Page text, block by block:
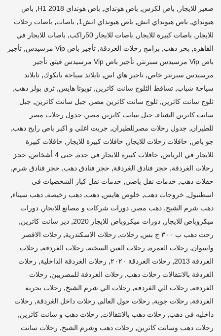
صغير للايجار , باص لكزس, باص هونداي, باص هونداي H1 2018 , باص
هيونداي, باص هيونداي اتش, باص هيونداي اتش1 , باصات, باصات رحلات
للايجار , باصات كبيرة للايجار , باصات للايجار 50راكب , باصات للايجار في
القاهره, بحر دهب, برامج رحلات الغردقة, تأجير باص Vi̇p مرسيدس , تأجير
باص Vi̇p مرسيدس سبرنتر
, تأجير باص Vi̇p مرسيدس فيتو , تأجير
مرسيدس سبرنتر خاص, تاجير هاي اس, تايلاند سياحة بانكوك, تايلاند
سياحة شباب, تساقط الثلوج سانت كاترين, تويوتا هايس, ثري بولز دهب,
ثلوج سانت كاترين, ثلوج سانت كاترين مصر , جبل سانت كاترين, جبل
سانت كاترين الشتاء, جبل سانت كاترين مصر , جدول رحلات مصر
للطيران, جدول رحلات مصرللطيران, جربت اغلي و اكبر باص رايح دهب,
جو باص, حافلات رحلات للايجار , حافلات كبيرة للايجار , حافلات كبيرة
للايجار في الرياض, حافلات كبيرة للايجار في جدة, حتى 4 أشخاص , حجز
رحلات الغردقة, حجز فنادق الغردقة, حجز فنادق دهب, حجز فنادق شرم,
حفلات دهب, خدمات نقل باصي, خدمات نقل كبار الشخصيات في
اسطنبول, خروجات دهب, خلوص هايس, دهب, دهب رخيصة, دهب سيناء,
دهب شرم الشيخ, دهب مصر , دورات شركات و مصانع للايجار , دورات
ميكروباص للايجار , دورات ميكروباص للايجار 2020 , دير سانت كاترين,
رحت دهب ب ٣٠٠ ج بس , رحلات, رحلات الاسكندرية, رحلات الاقصر
واسوان, رحلات العمرة, رحلات العين السخنة, رحلات الغردقة, رحلات
الغردقة 2013
, رحلات الغردقة ٢٠٢٠ , رحلات الغردقة الداخلية, رحلات
الغردقة بالانتقالات رحلات دهب, رحلات الغردقة للمصريين, رحلات
الغردقه, رحلات الي الغردقة, رحلات الي شرم الشيخ, رحلات بحرية
الغردقة, رحلات جوية, رحلات حول العالم, رحلات داخل الغردقة, رحلات
داخليه فى دهب, رحلات دهب بالانتقالات, رحلات دهب و سانت كاترين,
رحلات دهب وسانت كاترين, رحلات دهب وشرم الشيخ, رحلات سانت